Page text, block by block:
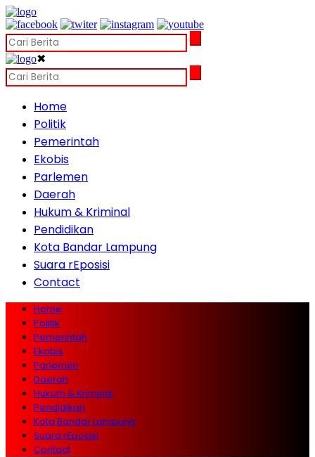
✖
Home
Politik
Pemerintah
Ekobis
Parlemen
Daerah
Hukum & Kriminal
Pendidikan
Kota Bandar Lampung
Suara rEposisi
Contact
Home
Politik
Pemerintah
Ekobis
Parlemen
Daerah
Hukum & Kriminal
Pendidikan
Kota Bandar Lampung
Suara rEposisi
Contact